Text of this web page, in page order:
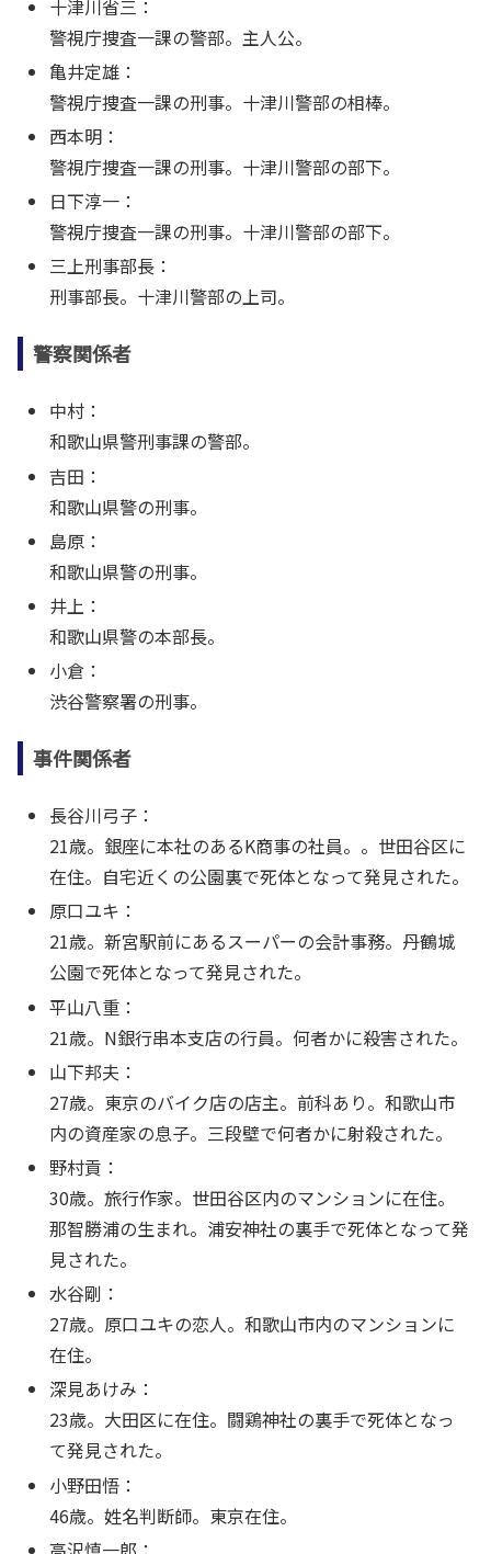
十津川省三：
警視庁捜査一課の警部。主人公。
亀井定雄：
警視庁捜査一課の刑事。十津川警部の相棒。
西本明：
警視庁捜査一課の刑事。十津川警部の部下。
日下淳一：
警視庁捜査一課の刑事。十津川警部の部下。
三上刑事部長：
刑事部長。十津川警部の上司。
警察関係者
中村：
和歌山県警刑事課の警部。
吉田：
和歌山県警の刑事。
島原：
和歌山県警の刑事。
井上：
和歌山県警の本部長。
小倉：
渋谷警察署の刑事。
事件関係者
長谷川弓子：
21歳。銀座に本社のあるK商事の社員。。世田谷区に
在住。自宅近くの公園裏で死体となって発見された。
原口ユキ：
21歳。新宮駅前にあるスーパーの会計事務。丹鶴城
公園で死体となって発見された。
平山八重：
21歳。N銀行串本支店の行員。何者かに殺害された。
山下邦夫：
27歳。東京のバイク店の店主。前科あり。和歌山市
内の資産家の息子。三段壁で何者かに射殺された。
野村貢：
30歳。旅行作家。世田谷区内のマンションに在住。
那智勝浦の生まれ。浦安神社の裏手で死体となって発
見された。
水谷剛：
27歳。原口ユキの恋人。和歌山市内のマンションに
在住。
深見あけみ：
23歳。大田区に在住。闘鶏神社の裏手で死体となっ
て発見された。
小野田悟：
46歳。姓名判断師。東京在住。